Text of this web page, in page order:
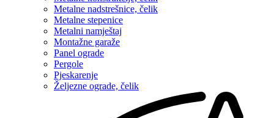
Metalne nadstrešnice, čelik
Metalne stepenice
Metalni namještaj
Montažne garaže
Panel ograde
Pergole
Pjeskarenje
Željezne ograde, čelik